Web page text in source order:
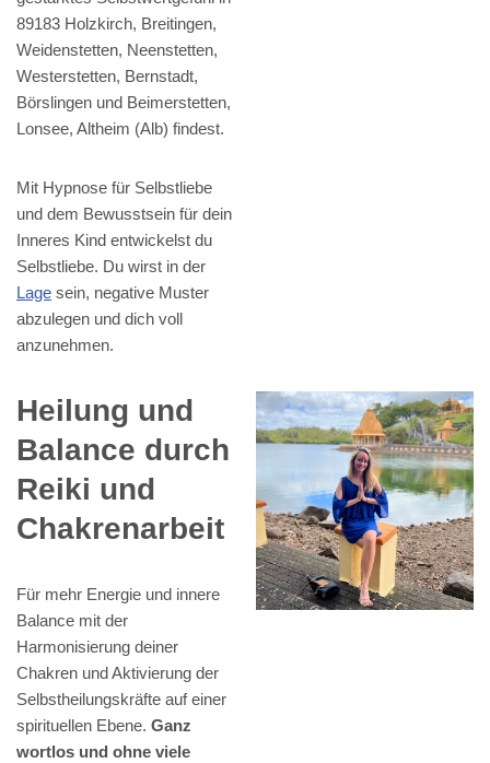
89183 Holzkirch, Breitingen,
Weidenstetten, Neenstetten,
Westerstetten, Bernstadt,
Börslingen und Beimerstetten,
Lonsee, Altheim (Alb) findest.
Mit Hypnose für Selbstliebe
und dem Bewusstsein für dein
Inneres Kind entwickelst du
Selbstliebe. Du wirst in der
Lage sein, negative Muster
abzulegen und dich voll
anzunehmen.
Heilung und
Balance durch
Reiki und
Chakrenarbeit
Für mehr Energie und innere
Balance mit der
Harmonisierung deiner
Chakren und Aktivierung der
Selbstheilungskräfte auf einer
spirituellen Ebene. Ganz
wortlos und ohne viele